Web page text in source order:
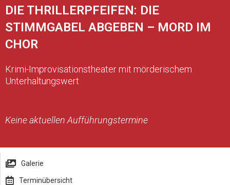
DIE THRILLERPFEIFEN: DIE
STIMMGABEL ABGEBEN – MORD IM
CHOR
Krimi-Improvisationstheater mit mörderischem
Unterhaltungswert
Keine aktuellen Aufführungstermine
Galerie
Terminübersicht